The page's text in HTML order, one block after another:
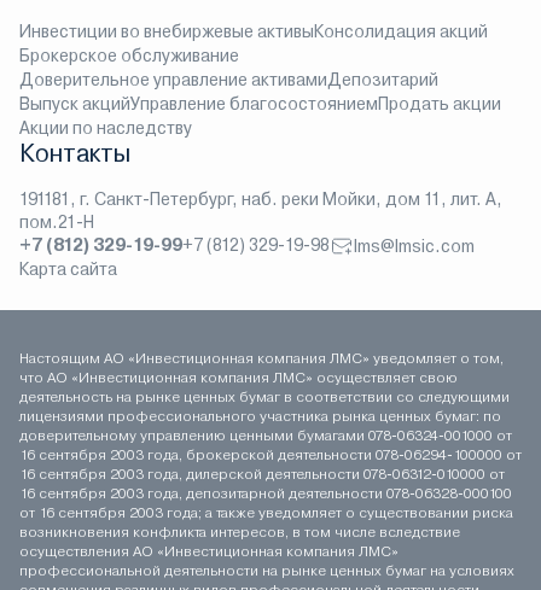
Инвестиции во внебиржевые активыКонсолидация акций
Брокерское обслуживание
Доверительное управление активамиДепозитарий
Выпуск акцийУправление благосостояниемПродать акции
Акции по наследству
Контакты
191181, г. Санкт-Петербург, наб. реки Мойки, дом 11, лит. А,
пом.21-Н
+7 (812) 329-19-99+7 (812) 329-19-98
lms@lmsic.com
Карта сайта
Настоящим АО «Инвестиционная компания ЛМС» уведомляет о том,
что АО «Инвестиционная компания ЛМС» осуществляет свою
деятельность на рынке ценных бумаг в соответствии со следующими
лицензиями профессионального участника рынка ценных бумаг: по
доверительному управлению ценными бумагами 078-06324-001000 от
16 сентября 2003 года, брокерской деятельности 078-06294-100000 от
16 сентября 2003 года, дилерской деятельности 078-06312-010000 от
16 сентября 2003 года, депозитарной деятельности 078-06328-000100
от 16 сентября 2003 года; а также уведомляет о существовании риска
возникновения конфликта интересов, в том числе вследствие
осуществления АО «Инвестиционная компания ЛМС»
профессиональной деятельности на рынке ценных бумаг на условиях